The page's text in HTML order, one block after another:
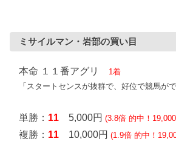
ミサイルマン・岩部の買い目
本命 １１番アグリ
1着
「スタートセンスが抜群で、好位で競馬がで
単勝： 11 5,000円(3.8倍 的中！
複勝： 11 10,000円(1.9倍 的中！